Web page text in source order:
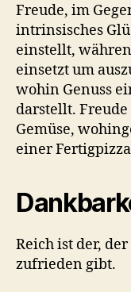
Freude, im
intrinsisches
einstellt,
einsetzt um
wohin Genuss
darstellt.
Gemüse,
einer
Reich ist der,
zufrieden gibt.